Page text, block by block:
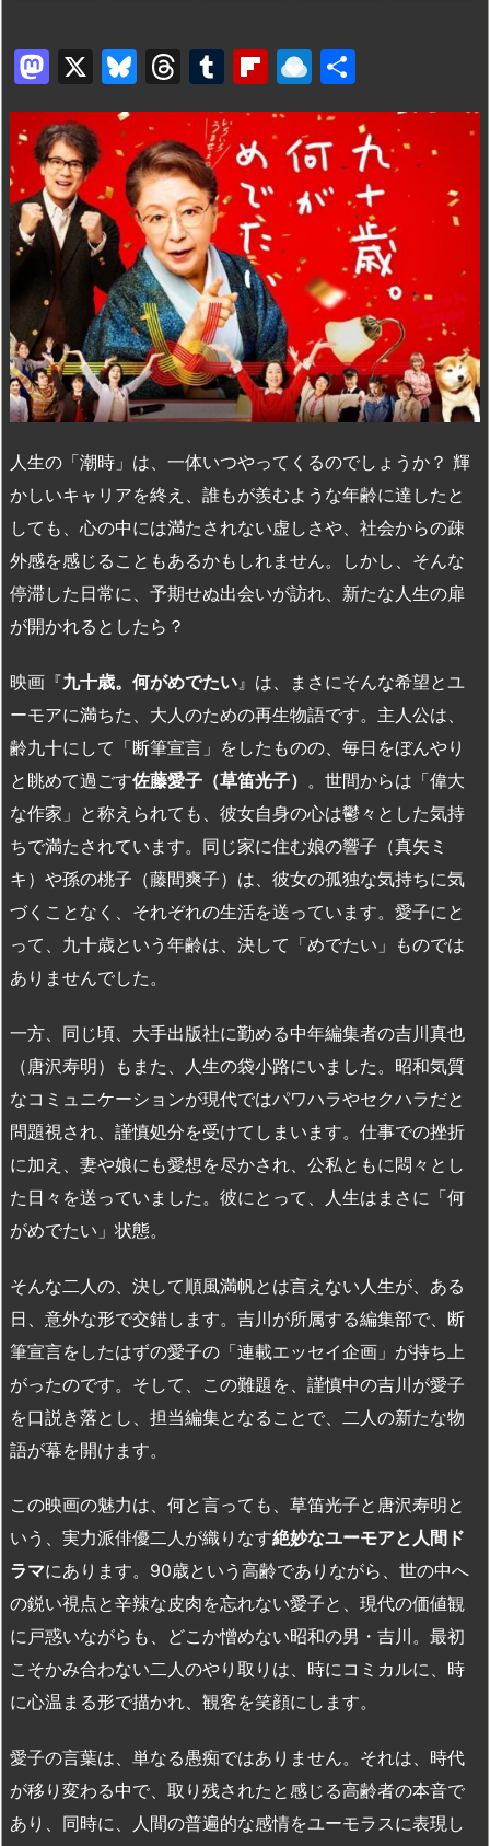
M
a
st
o
d
o
n
X
Bl
u
e
s
k
y
T
hr
e
a
d
s
T
u
m
bl
r
Fl
ip
b
o
ar
d
R
ai
n
dr
o
p.
io
有
人生の「潮時」は、一体いつやってくるのでしょうか？ 輝
かしいキャリアを終え、誰もが羨むような年齢に達したと
しても、心の中には満たされない虚しさや、社会からの疎
外感を感じることもあるかもしれません。しかし、そんな
停滞した日常に、予期せぬ出会いが訪れ、新たな人生の扉
が開かれるとしたら？
映画『九十歳。何がめでたい』は、まさにそんな希望とユ
ーモアに満ちた、大人のための再生物語です。主人公は、
齢九十にして「断筆宣言」をしたものの、毎日をぼんやり
と眺めて過ごす佐藤愛子（草笛光子） 。世間からは「偉大
な作家」と称えられても、彼女自身の心は鬱々とした気持
ちで満たされています。同じ家に住む娘の響子（真矢ミ
キ）や孫の桃子（藤間爽子）は、彼女の孤独な気持ちに気
づくことなく、それぞれの生活を送っています。愛子にと
って、九十歳という年齢は、決して「めでたい」ものでは
ありませんでした。
一方、同じ頃、大手出版社に勤める中年編集者の吉川真也
（唐沢寿明）もまた、人生の袋小路にいました。昭和気質
なコミュニケーションが現代ではパワハラやセクハラだと
問題視され、謹慎処分を受けてしまいます。仕事での挫折
に加え、妻や娘にも愛想を尽かされ、公私ともに悶々とし
た日々を送っていました。彼にとって、人生はまさに「何
がめでたい」状態。
そんな二人の、決して順風満帆とは言えない人生が、ある
日、意外な形で交錯します。吉川が所属する編集部で、断
筆宣言をしたはずの愛子の「連載エッセイ企画」が持ち上
がったのです。そして、この難題を、謹慎中の吉川が愛子
を口説き落とし、担当編集となることで、二人の新たな物
語が幕を開けます。
この映画の魅力は、何と言っても、草笛光子と唐沢寿明と
いう、実力派俳優二人が織りなす絶妙なユーモアと人間ド
ラマにあります。90歳という高齢でありながら、世の中へ
の鋭い視点と辛辣な皮肉を忘れない愛子と、現代の価値観
に戸惑いながらも、どこか憎めない昭和の男・吉川。最初
こそかみ合わない二人のやり取りは、時にコミカルに、時
に心温まる形で描かれ、観客を笑顔にします。
愛子の言葉は、単なる愚痴ではありません。それは、時代
が移り変わる中で、取り残されたと感じる高齢者の本音で
あり、同時に、人間の普遍的な感情をユーモラスに表現し